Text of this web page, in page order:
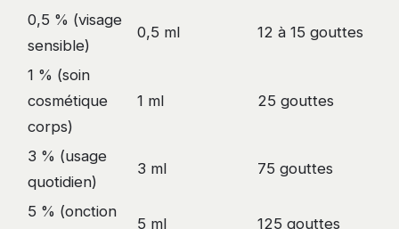
0,5 % (visage
sensible)
0,5 ml 12 à 15 gouttes
1 % (soin
cosmétique
corps)
1 ml 25 gouttes
3 % (usage
quotidien)
3 ml 75 gouttes
5 % (onction
5 ml 125 gouttes